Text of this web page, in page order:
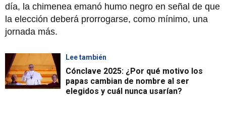
día, la chimenea emanó humo negro en señal de que
la elección deberá prorrogarse, como mínimo, una
jornada más.
Lee también
Cónclave 2025: ¿Por qué motivo los
papas cambian de nombre al ser
elegidos y cuál nunca usarían?